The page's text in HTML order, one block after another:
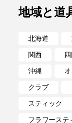
地域と道
北海道
関西
沖縄
クラブ
スティック
フラワーステ